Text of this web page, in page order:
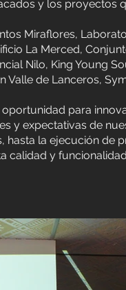
y los proyectos
Miraflores,
La Merced,
Nilo, King Young
Valle de Lanceros,
para
y expectativas de
hasta la ejecución de
calidad y